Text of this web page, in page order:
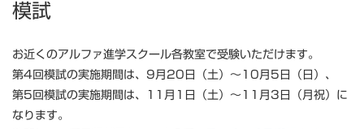
模試
お近くのアルファ進学スクール各教室で受験いただけます。
第4回模試の実施期間は、9月20日（土）～10月5日（日）、
第5回模試の実施期間は、11月1日（土）～11月3日（月祝）に
なります。